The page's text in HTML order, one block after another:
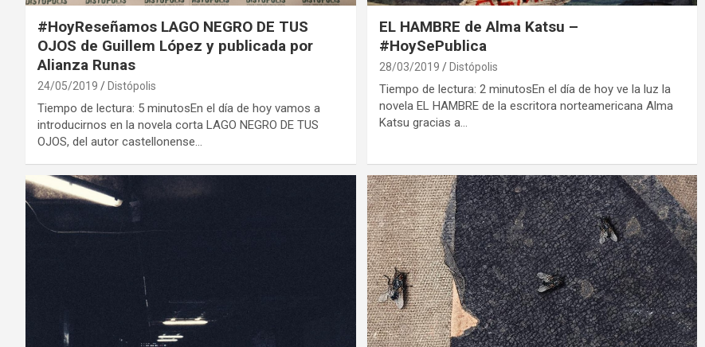
#HoyReseñamos LAGO NEGRO DE TUS
OJOS de Guillem López y publicada por
Alianza Runas
24/05/2019 Distópolis
Tiempo de lectura: 5 minutosEn el día de hoy vamos a
introducirnos en la novela corta LAGO NEGRO DE TUS
OJOS, del autor castellonense…
EL HAMBRE de Alma Katsu –
#HoySePublica
28/03/2019 Distópolis
Tiempo de lectura: 2 minutosEn el día de hoy ve la luz la
novela EL HAMBRE de la escritora norteamericana Alma
Katsu gracias a…